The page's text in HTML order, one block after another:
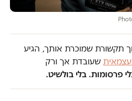
תקשורת שמוכרת אותך, הגיע
עצמאית שעובדת אך ורק
פרסומות. בלי בולשיט.